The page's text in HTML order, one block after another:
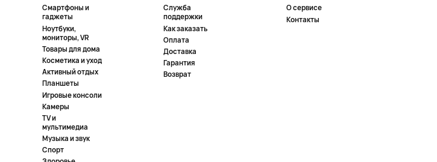
Смартфоны и
гаджеты
Ноутбуки,
мониторы, VR
Товары для дома
Косметика и уход
Активный отдых
Планшеты
Игровые консоли
Камеры
TV и
мультимедиа
Музыка и звук
Спорт
Служба
поддержки
Как заказать
Оплата
Доставка
Гарантия
Возврат
О сервисе
Контакты